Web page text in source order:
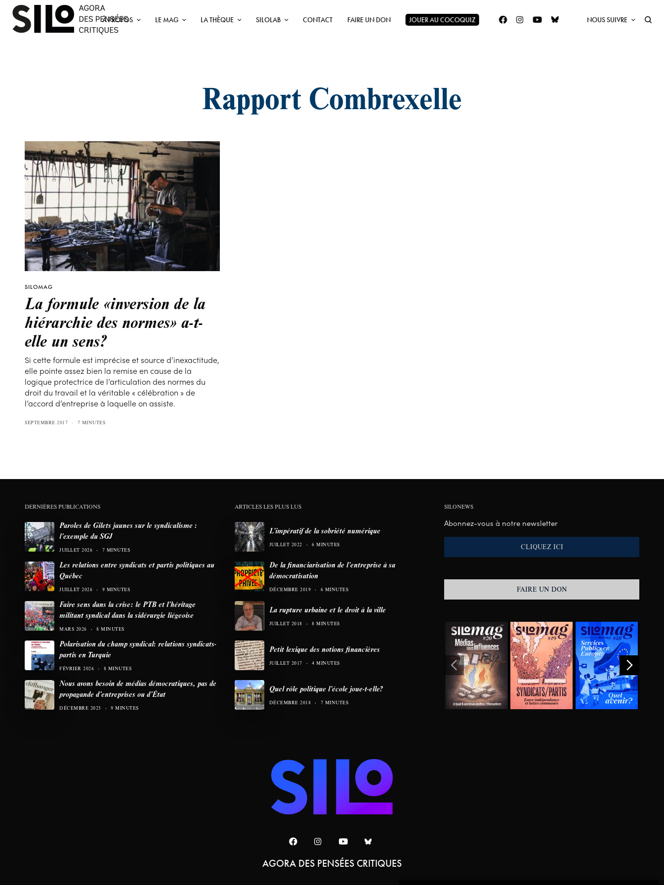
À PROPOS LE MAG LA THÈQUE SILOLAB CONTACT FAIRE UN DON JOUER AU COCOQUIZ NOUS SUIVRE
Rapport Combrexelle
SILOMAG
La formule «inversion de la
hiérarchie des normes» a-t-
elle un sens?
Si cette formule est imprécise et source d’inexactitude,
elle pointe assez bien la remise en cause de la
logique protectrice de l’articulation des normes du
droit du travail et la véritable « célébration » de
l’accord d’entreprise à laquelle on assiste.
SEPTEMBRE 2017 7 MINUTES
DERNIÈRES PUBLICATIONS
Paroles de Gilets jaunes sur le syndicalisme :
l’exemple du SGJ
JUILLET 2026 7 MINUTES
Les relations entre syndicats et partis politiques au
Québec
JUILLET 2026 9 MINUTES
Faire sens dans la crise: le PTB et l’héritage
militant syndical dans la sidérurgie liégeoise
MARS 2026 8 MINUTES
Polarisation du champ syndical: relations syndicats-
partis en Turquie
FÉVRIER 2026 8 MINUTES
Nous avons besoin de médias démocratiques, pas de
propagande d’entreprises ou d’État
DÉCEMBRE 2025 9 MINUTES
ARTICLES LES PLUS LUS
L’impératif de la sobriété numérique
JUILLET 2022 6 MINUTES
De la financiarisation de l’entreprise à sa
démocratisation
DÉCEMBRE 2019 6 MINUTES
La rupture urbaine et le droit à la ville
JUILLET 2018 8 MINUTES
Petit lexique des notions financières
JUILLET 2017 4 MINUTES
Quel rôle politique l’école joue-t-elle?
DÉCEMBRE 2018 7 MINUTES
SILONEWS
Abonnez-vous à notre newsletter
CLIQUEZ ICI
FAIRE UN DON
AGORA DES PENSÉES CRITIQUES